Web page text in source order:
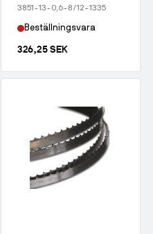
3851-13-0,6-8/12-1335
Beställningsvara
326,25 SEK